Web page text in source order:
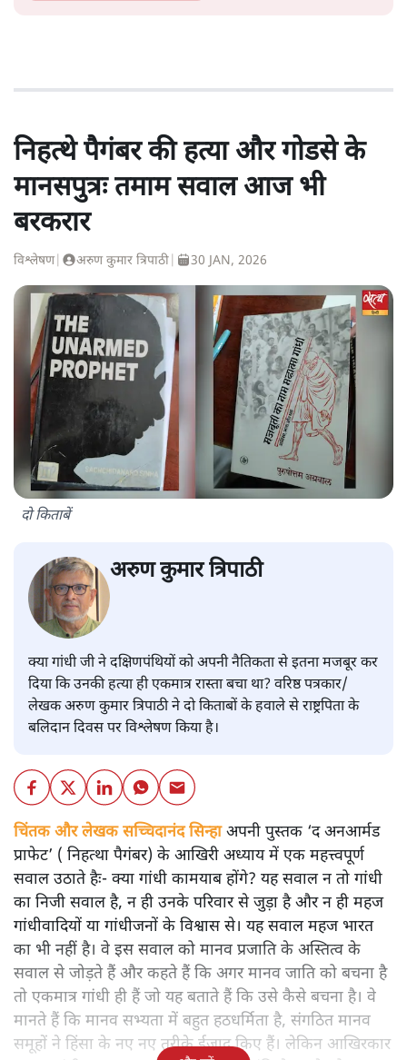
निहत्थे पैगंबर की हत्या और गोडसे के
मानसपुत्रः तमाम सवाल आज भी
बरकरार
विश्लेषण| अरुण कुमार त्रिपाठी 30 JAN, 2026
दो किताबें
अरुण कुमार त्रिपाठी
क्या गांधी जी ने दक्षिणपंथियों को अपनी नैतिकता से इतना मजबूर कर
दिया कि उनकी हत्या ही एकमात्र रास्ता बचा था? वरिष्ठ पत्रकार/
लेखक अरुण कुमार त्रिपाठी ने दो किताबों के हवाले से राष्ट्रपिता के
बलिदान दिवस पर विश्लेषण किया है।
चिंतक और लेखक सच्चिदानंद सिन्हाअपनी पुस्तक ‘द अनआर्मड
प्राफेट’ ( निहत्था पैगंबर) के आखिरी अध्याय में एक महत्त्वपूर्ण
सवाल उठाते हैः- क्या गांधी कामयाब होंगे? यह सवाल न तो गांधी
का निजी सवाल है, न ही उनके परिवार से जुड़ा है और न ही महज
गांधीवादियों या गांधीजनों के विश्वास से। यह सवाल महज भारत
का भी नहीं है। वे इस सवाल को मानव प्रजाति के अस्तित्व के
सवाल से जोड़ते हैं और कहते हैं कि अगर मानव जाति को बचना है
तो एकमात्र गांधी ही हैं जो यह बताते हैं कि उसे कैसे बचना है। वे
मानते हैं कि मानव सभ्यता में बहुत हठधर्मिता है, संगठित मानव
समूहों ने हिंसा के नए नए तरीके ईजाद किए हैं। लेकिन आखिरकार